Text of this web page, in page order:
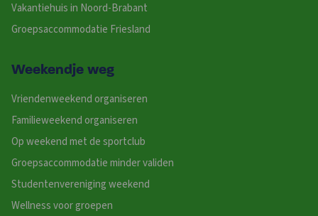
Vakantiehuis in Noord-Brabant
Groepsaccommodatie Friesland
Weekendje weg
Vriendenweekend organiseren
Familieweekend organiseren
Op weekend met de sportclub
Groepsaccommodatie minder validen
Studentenvereniging weekend
Wellness voor groepen